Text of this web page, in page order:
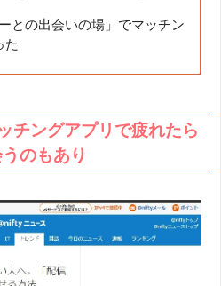
との出会いの場」でマッチン
た
チングアプリで疲れたら
のもあり